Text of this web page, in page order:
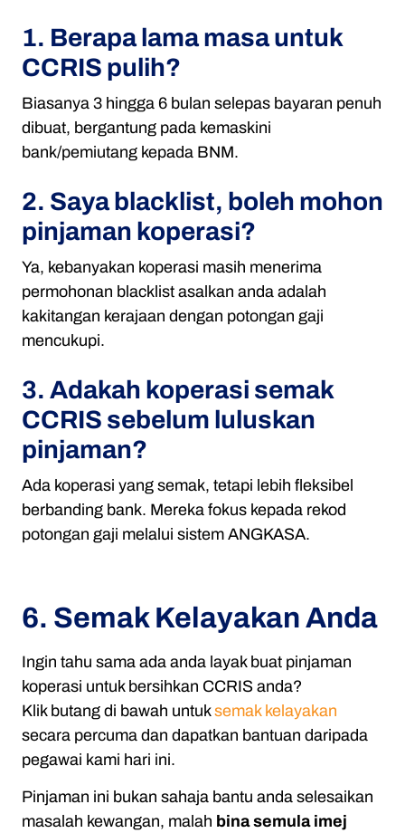
1. Berapa lama masa untuk
CCRIS pulih?
Biasanya 3 hingga 6 bulan selepas bayaran penuh
dibuat, bergantung pada kemaskini
bank/pemiutang kepada BNM.
2. Saya blacklist, boleh mohon
pinjaman koperasi?
Ya, kebanyakan koperasi masih menerima
permohonan blacklist asalkan anda adalah
kakitangan kerajaan dengan potongan gaji
mencukupi.
3. Adakah koperasi semak
CCRIS sebelum luluskan
pinjaman?
Ada koperasi yang semak, tetapi lebih fleksibel
berbanding bank. Mereka fokus kepada rekod
potongan gaji melalui sistem ANGKASA.
6. Semak Kelayakan Anda
Ingin tahu sama ada anda layak buat pinjaman
koperasi untuk bersihkan CCRIS anda?
Klik butang di bawah untuksemak kelayakan
secara percuma dan dapatkan bantuan daripada
pegawai kami hari ini.
Pinjaman ini bukan sahaja bantu anda selesaikan
masalah kewangan, malah bina semula imej